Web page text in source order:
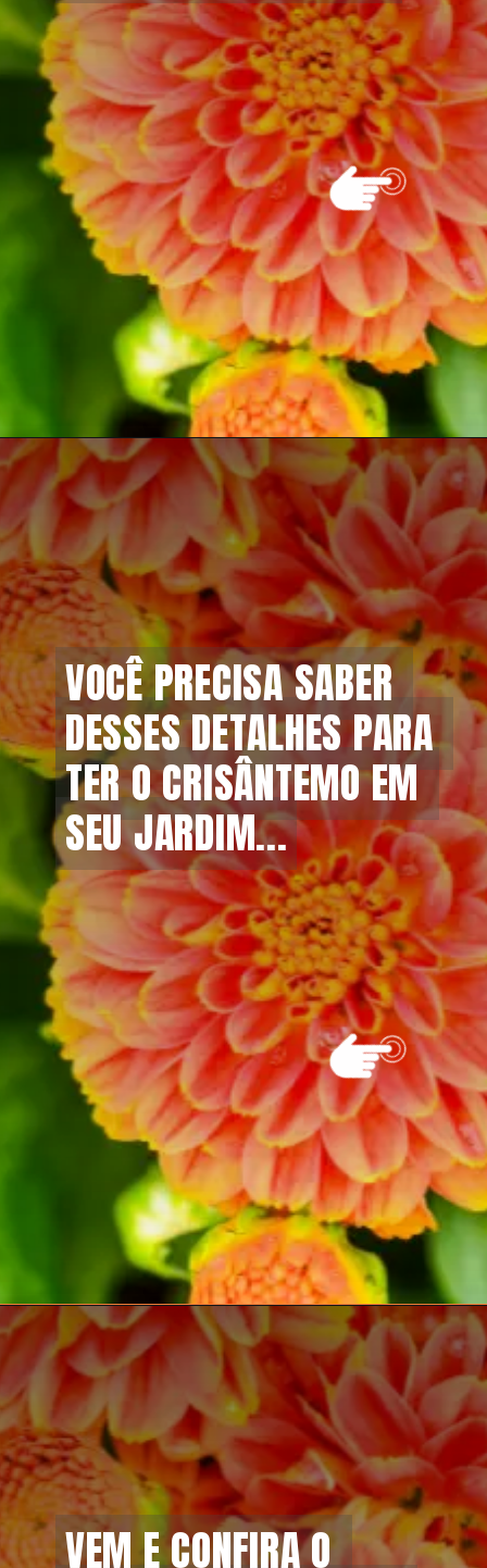
VOCÊ PRECISA SABER
DESSES DETALHES PARA
TER O CRISÂNTEMO EM
SEU JARDIM...
VOCÊ PRECISA SABER
DESSES DETALHES PARA
TER O CRISÂNTEMO EM
SEU JARDIM...
VEM E CONFIRA O
VEM E CONFIRA O